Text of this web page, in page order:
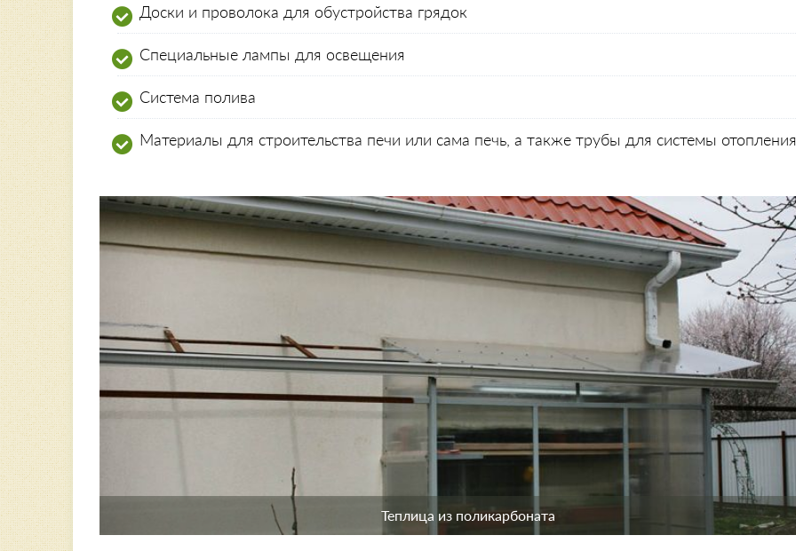
Доски и проволока для обустройства грядок
Специальные лампы для освещения
Система полива
Материалы для строительства печи или сама печь, а также трубы для системы отопления
Теплица из поликарбоната